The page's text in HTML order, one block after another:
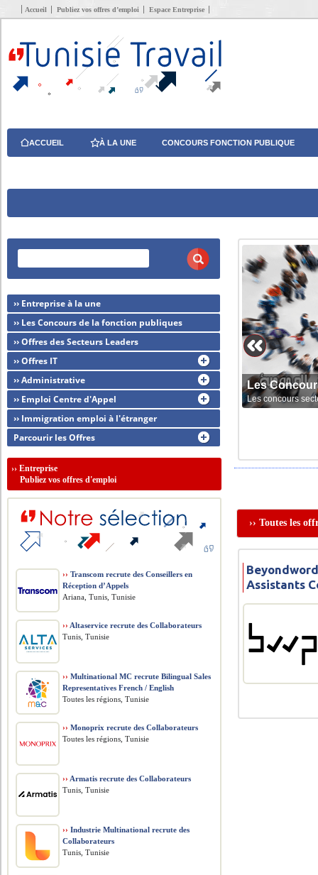
Accueil Publiez vos offres d’emploi Espace Entreprise
ACCUEIL À LA UNE CONCOURS FONCTION PUBLIQUE
Les
Les concours
›› Toutes les
Assistants
›› Entreprise à la une
›› Les Concours de la fonction publiques
›› Offres des Secteurs Leaders
›› Offres IT
›› Administrative
›› Emploi Centre d'Appel
›› Immigration emploi à l'étranger
Parcourir les Offres
››Entreprise
Publiez vos offres d'emploi
›› Transcom recrute des Conseillers en
Réception d’Appels
Ariana, Tunis, Tunisie
›› Altaservice recrute des Collaborateurs
Tunis, Tunisie
›› Multinational MC recrute Bilingual Sales
Representatives French / English
Toutes les régions, Tunisie
›› Monoprix recrute des Collaborateurs
Toutes les régions, Tunisie
›› Armatis recrute des Collaborateurs
Tunis, Tunisie
›› Industrie Multinational recrute des
Collaborateurs
Tunis, Tunisie